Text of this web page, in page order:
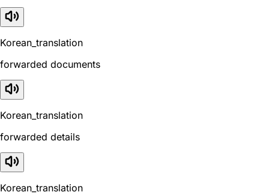
Korean_translation
forwarded documents
Korean_translation
forwarded details
Korean_translation